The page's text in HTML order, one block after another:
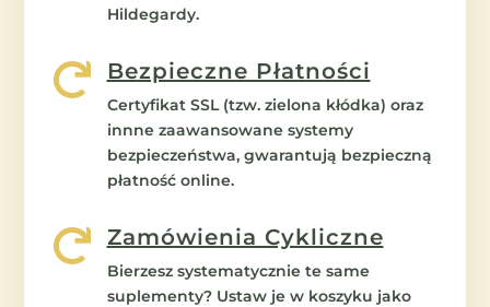
Hildegardy.
 Bezpieczne Płatności
Certyfikat SSL (tzw. zielona kłódka) oraz
innne zaawansowane systemy
bezpieczeństwa, gwarantują bezpieczną
płatność online.
 Zamówienia Cykliczne
Bierzesz systematycznie te same
suplementy? Ustaw je w koszyku jako